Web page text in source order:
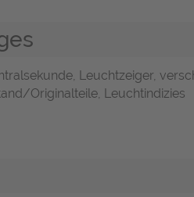
Leuchtzeiger,
Originalteile, Leuchtindizies